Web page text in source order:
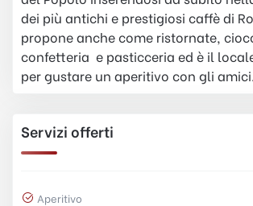
dei più antichi e prestigiosi caffè di
propone anche come ristornate,
confetteria e pasticceria ed è il
per gustare un aperitivo con gli amici.
Servizi offerti
Aperitivo